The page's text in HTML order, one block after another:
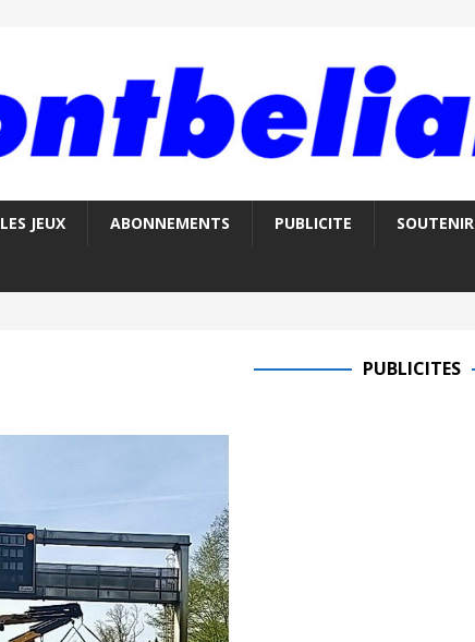
LES JEUX ABONNEMENTS PUBLICITE SOUTENIR
PUBLICITES